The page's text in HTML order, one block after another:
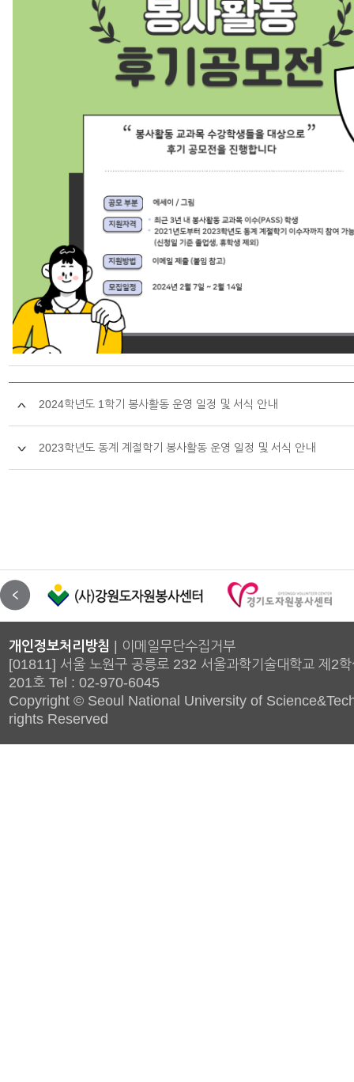
2024학년도 1학기 봉사활동 운영 일정 및 서식 안내
2023학년도 동계 계절학기 봉사활동 운영 일정 및 서식 안내
개인정보처리방침
이메일무단수집거부
[01811] 서울 노원구 공릉로 232 서울과학기술대학교 제2
201호 Tel : 02-970-6045
Copyright © Seoul National University of
rights Reserved